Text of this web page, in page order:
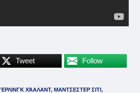
Tweet Follow
ΈΡΛΙΝΓΚ ΧΆΑΛΑΝΤ, ΜΑΝΤΣΕΣΤΕΡ ΣΙΤΙ,